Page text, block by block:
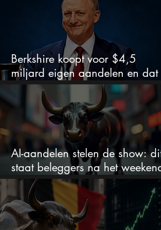
Berkshire koopt voor $4,5
miljard eigen aandelen en dat
zegt veel over de waardering
AI-aandelen stelen de show: dit
staat beleggers na het weekend
te wachten